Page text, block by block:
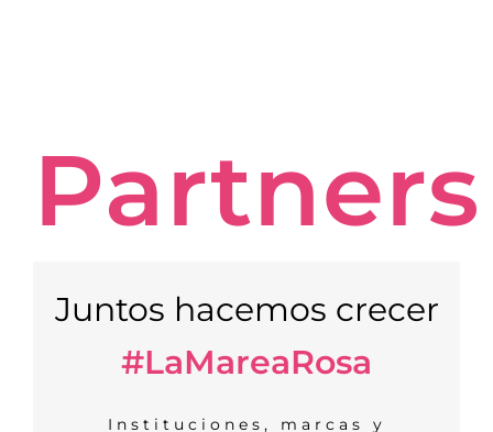
Partners
Juntos hacemos crecer
#LaMareaRosa
Instituciones, marcas y